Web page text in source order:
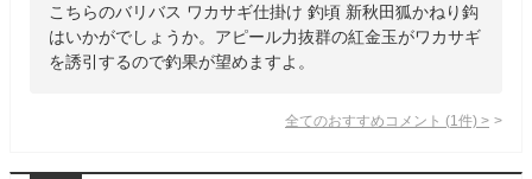
こちらのバリバス ワカサギ仕掛け 釣頃 新秋田狐かねり鈎
はいかがでしょうか。アピール力抜群の紅金玉がワカサギ
を誘引するので釣果が望めますよ。
全てのおすすめコメント (1 件) >